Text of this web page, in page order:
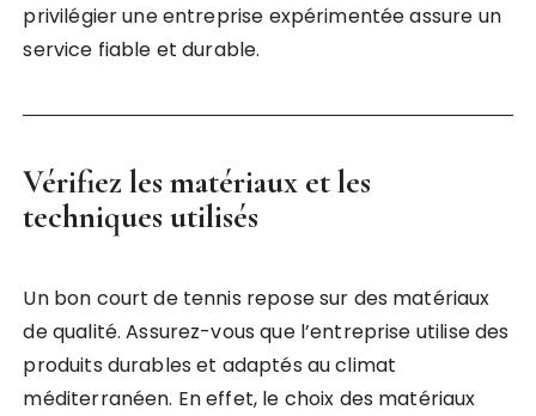
privilégier une entreprise expérimentée assure un
service fiable et durable.
Vérifiez les matériaux et les
techniques utilisés
Un bon court de tennis repose sur des matériaux
de qualité. Assurez-vous que l’entreprise utilise des
produits durables et adaptés au climat
méditerranéen. En effet, le choix des matériaux